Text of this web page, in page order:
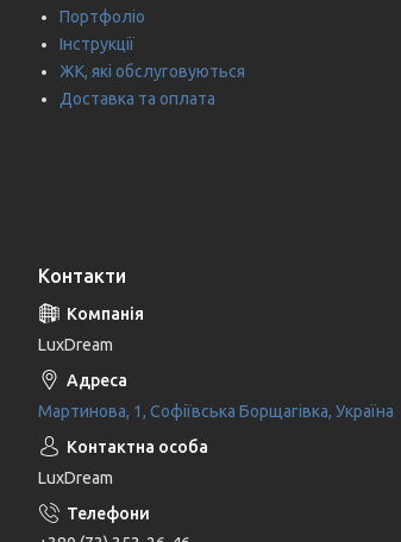
Портфоліо
Інструкції
ЖК, які обслуговуються
Доставка та оплата
Контакти
LuxDream
Мартинова, 1, Софіївська Борщагівка, Україна
LuxDream